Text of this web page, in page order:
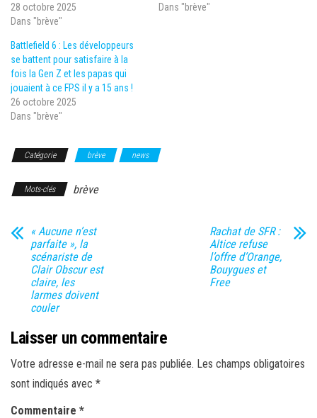
28 octobre 2025
Dans "brève"
Dans "brève"
Battlefield 6 : Les développeurs
se battent pour satisfaire à la
fois la Gen Z et les papas qui
jouaient à ce FPS il y a 15 ans !
26 octobre 2025
Dans "brève"
Catégorie brève news
Mots-clés brève
« Aucune n’est
parfaite », la
scénariste de
Clair Obscur est
claire, les
larmes doivent
couler
Rachat de SFR :
Altice refuse
l’offre d’Orange,
Bouygues et
Free
Laisser un commentaire
Votre adresse e-mail ne sera pas publiée. Les champs obligatoires
sont indiqués avec *
Commentaire *